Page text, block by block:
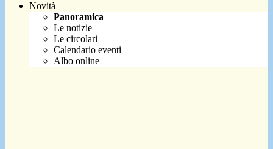
Novità
Panoramica
Le notizie
Le circolari
Calendario eventi
Albo online